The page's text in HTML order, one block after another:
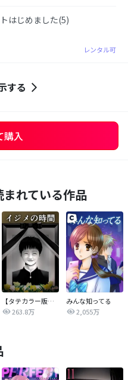
はじめました(5)
レンタル可
する
購入
れている作品
【タテカラー版】イジメの時間
263.8万
みんな知ってる
2,055万